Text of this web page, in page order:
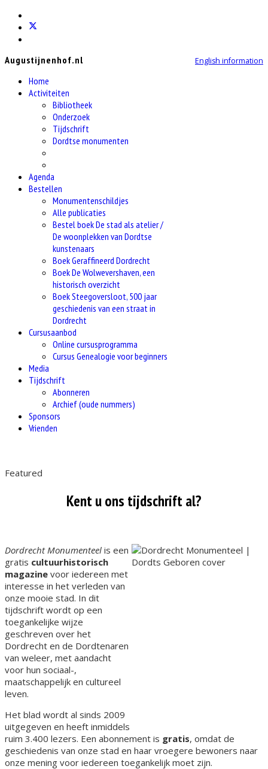
English information
Augustijnenhof.nl
Home
Activiteiten
Bibliotheek
Onderzoek
Tijdschrift
Dordtse monumenten
Agenda
Bestellen
Monumentenschildjes
Alle publicaties
Bestel boek De stad als atelier /
De woonplekken van Dordtse
kunstenaars
Boek Geraffineerd Dordrecht
Boek De Wolwevershaven, een
historisch overzicht
Boek Steegoversloot, 500 jaar
geschiedenis van een straat in
Dordrecht
Cursusaanbod
Online cursusprogramma
Cursus Genealogie voor beginners
Media
Tijdschrift
Abonneren
Archief (oude nummers)
Sponsors
Vrienden
Featured
Kent u ons tijdschrift al?
Dordrecht Monumenteel is een
gratis cultuurhistorisch
magazine voor iedereen met
interesse in het verleden van
onze mooie stad. In dit
tijdschrift wordt op een
toegankelijke wijze
geschreven over het
Dordrecht en de Dordtenaren
van weleer, met aandacht
voor hun sociaal-,
maatschappelijk en cultureel
leven.
Het blad wordt al sinds 2009
uitgegeven en heeft inmiddels
ruim 3.400 lezers. Een abonnement is gratis, omdat de
geschiedenis van onze stad en haar vroegere bewoners naar
onze mening voor iedereen toegankelijk moet zijn.